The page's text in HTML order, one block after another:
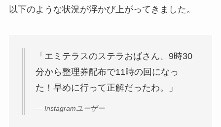
以下のような状況が浮かび上がってきました。
「エミテラスのステラおばさん、9時30
分から整理券配布で11時の回になっ
た！早めに行って正解だったわ。」
— Instagramユーザー